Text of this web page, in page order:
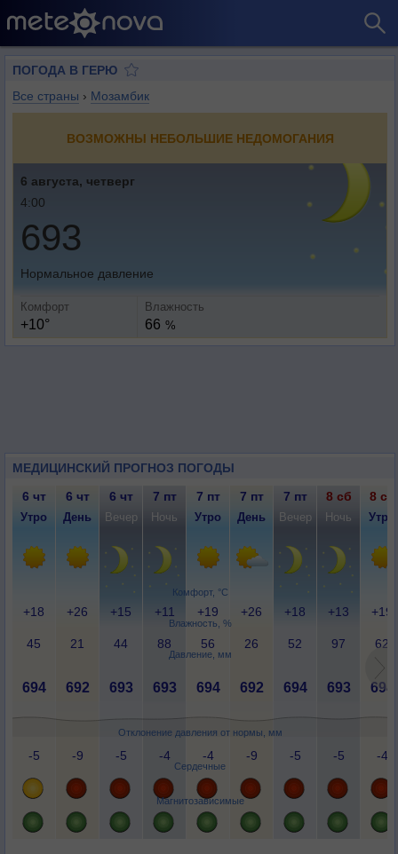
ПОГОДА В ГЕРЮ
Все страны › Мозамбик
ВОЗМОЖНЫ НЕБОЛЬШИЕ НЕДОМОГАНИЯ
6 августа, четверг
4:00
693
Нормальное давление
Комфорт
+10°
Влажность
66 %
МЕДИЦИНСКИЙ ПРОГНОЗ ПОГОДЫ
Комфорт, °C
Влажность, %
Давление, мм
Отклонение давления от нормы, мм
Сердечные
Магнитозависимые
6 чт 6 чт 6 чт 7 пт 7 пт 7 пт 7 пт 8 сб 8 сб
Утро День Вечер Ночь Утро День Вечер Ночь Утро
+18 +26 +15 +11 +19 +26 +18 +13 +19
45 21 44 88 56 26 52 97 62
694 692 693 693 694 692 694 693 694
-5 -9 -5 -4 -4 -9 -5 -5 -4